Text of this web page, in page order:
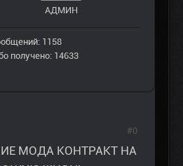
АДМИН
1158
получено: 14633
МОДА КОНТРАКТ НА
#0